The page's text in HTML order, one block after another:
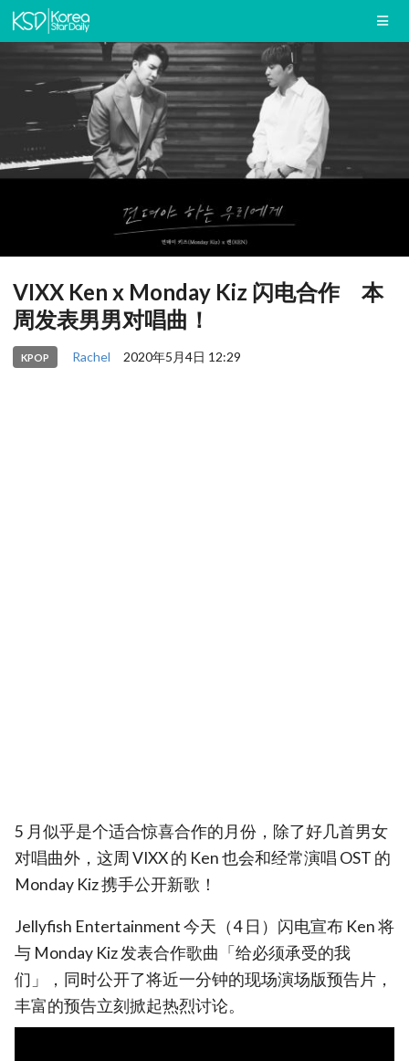
VIXX Ken x Monday Kiz 闪电合作 本
周发表男男对唱曲！
KPOP Rachel 2020年5月4日 12:29
5 月似乎是个适合惊喜合作的月份，除了好几首男女
对唱曲外，这周 VIXX 的 Ken 也会和经常演唱 OST 的
Monday Kiz 携手公开新歌！
Jellyfish Entertainment 今天（4 日）闪电宣布 Ken 将
与 Monday Kiz 发表合作歌曲「给必须承受的我
们」，同时公开了将近一分钟的现场演场版预告片，
丰富的预告立刻掀起热烈讨论。